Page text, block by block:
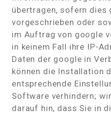
übertragen, sofern dies
vorgeschrieben oder
im Auftrag von google
in keinem Fall ihre IP-
Daten der google in
können die Installation
entsprechende
Software verhindern;
darauf hin, dass Sie in